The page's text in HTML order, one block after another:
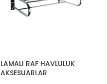
LAMALI RAF HAVLULUK
AKSESUARLAR